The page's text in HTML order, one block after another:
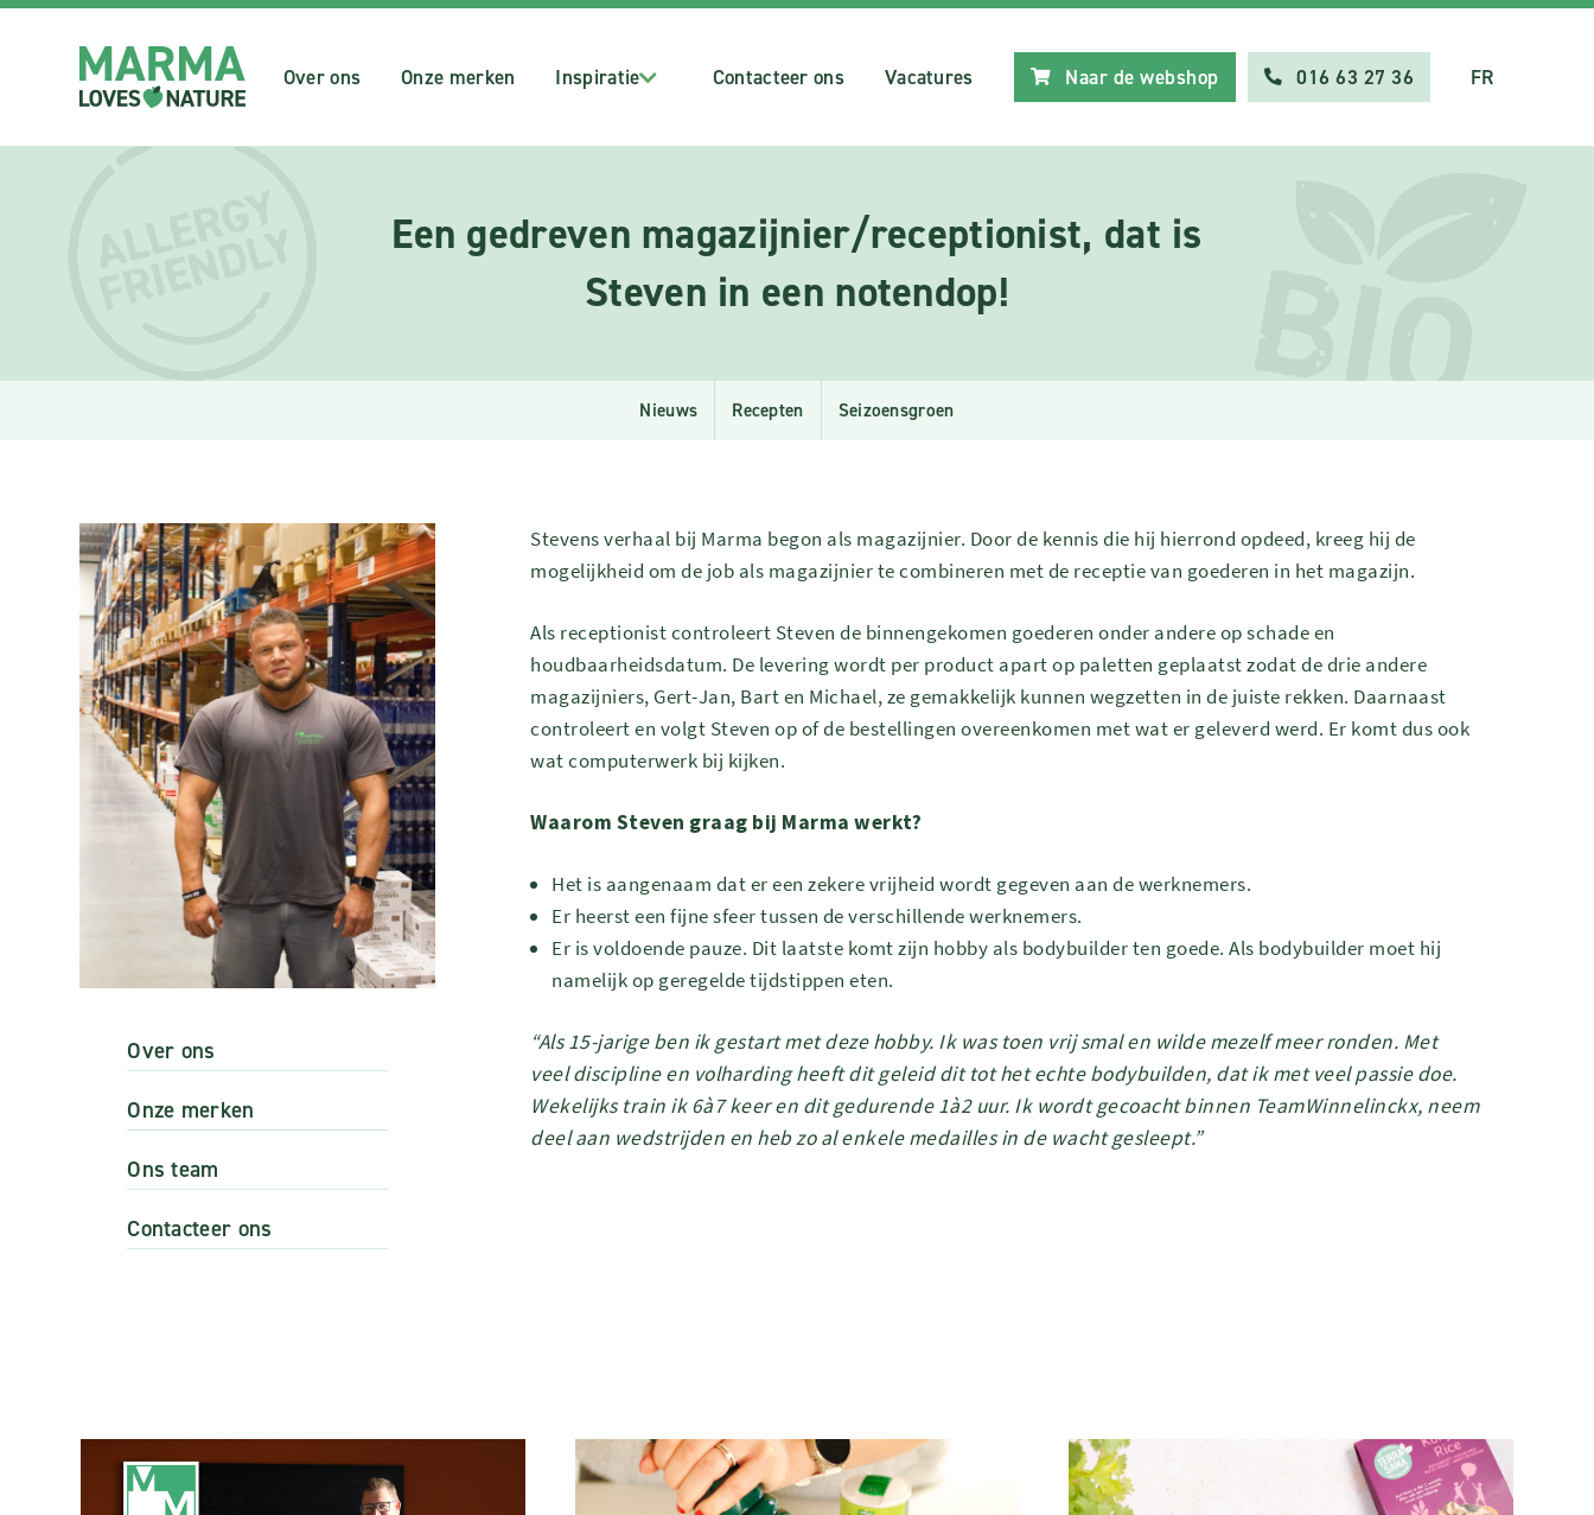
Over ons Onze merken Inspiratie Contacteer ons Vacatures Naar de webshop 016 63 27 36 FR
Een gedreven magazijnier/receptionist, dat is
Steven in een notendop!
Nieuws Recepten Seizoensgroen
Over ons
Onze merken
Ons team
Contacteer ons
Stevens verhaal bij Marma begon als magazijnier. Door de kennis die hij hierrond opdeed, kreeg hij de
mogelijkheid om de job als magazijnier te combineren met de receptie van goederen in het magazijn.
Als receptionist controleert Steven de binnengekomen goederen onder andere op schade en
houdbaarheidsdatum. De levering wordt per product apart op paletten geplaatst zodat de drie andere
magazijniers, Gert-Jan, Bart en Michael, ze gemakkelijk kunnen wegzetten in de juiste rekken. Daarnaast
controleert en volgt Steven op of de bestellingen overeenkomen met wat er geleverd werd. Er komt dus ook
wat computerwerk bij kijken.
Waarom Steven graag bij Marma werkt?
Het is aangenaam dat er een zekere vrijheid wordt gegeven aan de werknemers.
Er heerst een fijne sfeer tussen de verschillende werknemers.
Er is voldoende pauze. Dit laatste komt zijn hobby als bodybuilder ten goede. Als bodybuilder moet hij
namelijk op geregelde tijdstippen eten.
“Als 15-jarige ben ik gestart met deze hobby. Ik was toen vrij smal en wilde mezelf meer ronden. Met
veel discipline en volharding heeft dit geleid dit tot het echte bodybuilden, dat ik met veel passie doe.
Wekelijks train ik 6à7 keer en dit gedurende 1à2 uur. Ik wordt gecoacht binnen TeamWinnelinckx, neem
deel aan wedstrijden en heb zo al enkele medailles in de wacht gesleept.”